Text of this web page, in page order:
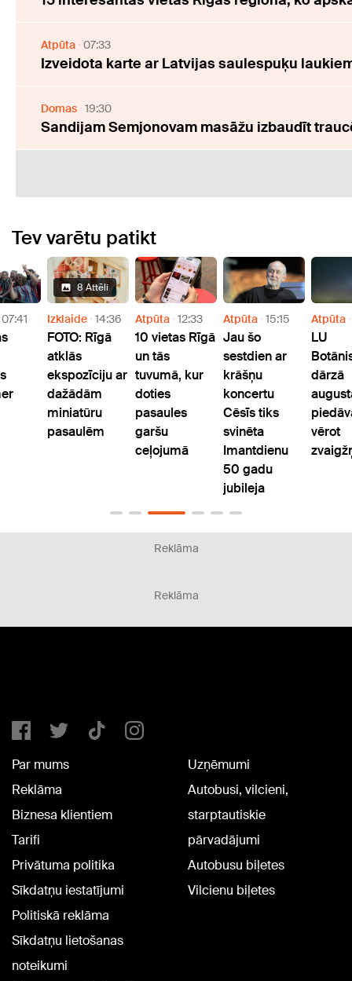
Atpūta 07:33
Izveidota karte ar Latvijas saulespuķu
Domas 19:30
Sandijam Semjonovam masāžu izbaudīt
Tev varētu patikt
07:41
8 Attēli
Izklaide 14:36
FOTO: Rīgā
atklās
ekspozīciju ar
dažādām
miniatūru
pasaulēm
Atpūta 12:33
10 vietas Rīgā
un tās
tuvumā, kur
doties
pasaules
garšu
ceļojumā
Atpūta 15:15
Jau šo
sestdien ar
krāšņu
koncertu
Cēsīs tiks
svinēta
Imantdienu
50 gadu
jubileja
Atpūta
LU
dārzā
vērot
Reklāma
Reklāma
Par mums
Reklāma
Biznesa klientiem
Tarifi
Privātuma politika
Sīkdatņu iestatījumi
Politiskā reklāma
Sīkdatņu lietošanas
noteikumi
Uzņēmumi
Autobusi, vilcieni,
starptautiskie
pārvadājumi
Autobusu biļetes
Vilcienu biļetes